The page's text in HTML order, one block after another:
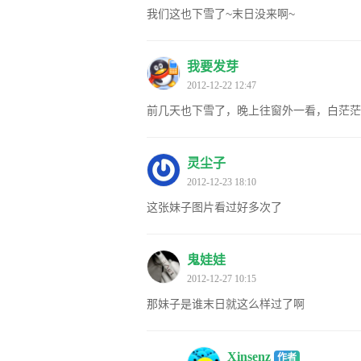
我们这也下雪了~末日没来啊~
我要发芽
2012-12-22 12:47
前几天也下雪了，晚上往窗外一看，白茫
灵尘子
2012-12-23 18:10
这张妹子图片看过好多次了
鬼娃娃
2012-12-27 10:15
那妹子是谁末日就这么样过了啊
Xinsenz 作者